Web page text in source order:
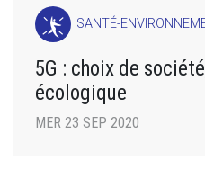
SANTÉ-
5G : choix de
écologique
MER 23 SEP 2020